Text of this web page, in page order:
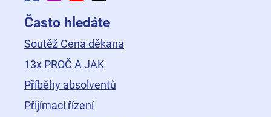
Často hledáte
Soutěž Cena děkana
13x PROČ A JAK
Příběhy absolventů
Přijímací řízení